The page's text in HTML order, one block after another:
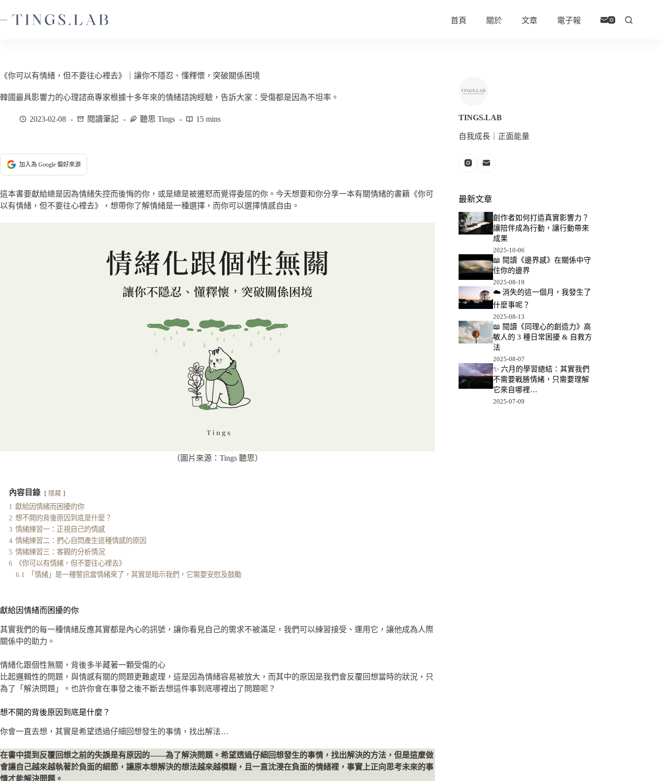
至
首頁 關於 文章 電子報
《你可以有情緒，但不要往心裡去》｜讓你不隱忍、懂釋懷，突破關係困境
韓國最具影響力的心理諮商專家根據十多年來的情緒諮詢經驗，告訴大家：受傷都是因為不坦率。
2023-02-08 閱讀筆記 聽思 Tings 15 mins
加入為 Google 偏好來源
這本書要獻給總是因為情緒失控而後悔的你，或是總是被遷怒而覺得委屈的你。今天想要和你分享一本有關情緒的書籍《你可
以有情緒，但不要往心裡去》，想帶你了解情緒是一種選擇，而你可以選擇情感自由。
（圖片來源：Tings 聽思）
內容目錄 隱藏
1 獻給因情緒而困擾的你
2 想不開的背後原因到底是什麼？
3 情緒練習一：正視自己的情感
4 情緒練習二：捫心自問產生這種情感的原因
5 情緒練習三：客觀的分析情況
6
《你可以有情緒，但不要往心裡去》
6.1
「情緒」是一種警訊當情緒來了，其實是暗示我們，它需要安慰及鼓勵
獻給因情緒而困擾的你
其實我們的每一種情緒反應其實都是內心的訊號，讓你看見自己的需求不被滿足，我們可以練習接受、運用它，讓他成為人際
關係中的助力。
情緒化跟個性無關，背後多半藏著一顆受傷的心
比起邏輯性的問題，與情感有關的問題更難處理，這是因為情緒容易被放大，而其中的原因是我們會反覆回想當時的狀況，只
為了「解決問題」。也許你會在事發之後不斷去想這件事到底哪裡出了問題呢？
想不開的背後原因到底是什麼？
你會一直去想，其實是希望透過仔細回想發生的事情，找出解法…
在書中提到反覆回想之前的失誤是有原因的——為了解決問題。希望透過仔細回想發生的事情，找出解決的方法，但是這麼做
會讓自己越來越執著於負面的細節，讓原本想解決的想法越來越模糊，且一直沈浸在負面的情緒裡，事實上正向思考未來的事
情才能解決問題。
TINGS.LAB
自我成長｜正面能量
最新文章
創作者如何打造真實影響力？
讓陪伴成為行動，讓行動帶來
成果
2025-10-06
📖 閱讀《邊界感》在關係中守
住你的邊界
2025-08-19
☁️ 消失的這一個月，我發生了
什麼事呢？
2025-08-13
📖 閱讀《同理心的創造力》高
敏人的 3 種日常困擾 & 自救方
法
2025-08-07
✨ 六月的學習總結：其實我們
不需要戰勝情緒，只需要理解
它來自哪裡…
2025-07-09